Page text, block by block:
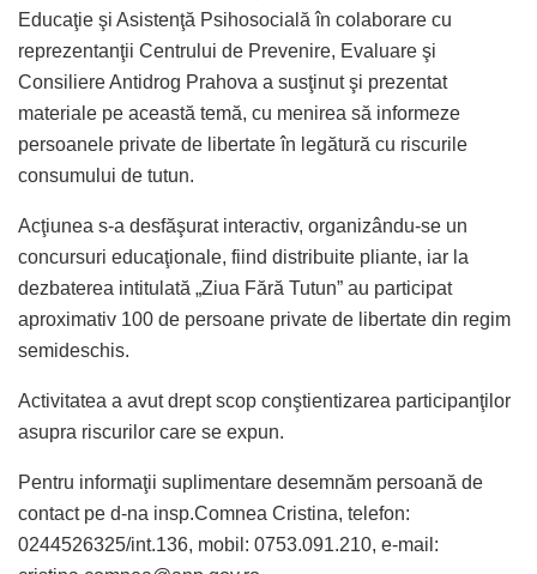
Educaţie şi Asistenţă Psihosocială în colaborare cu
reprezentanţii Centrului de Prevenire, Evaluare şi
Consiliere Antidrog Prahova a susţinut şi prezentat
materiale pe această temă, cu menirea să informeze
persoanele private de libertate în legătură cu riscurile
consumului de tutun.
Acţiunea s-a desfăşurat interactiv, organizându-se un
concursuri educaţionale, fiind distribuite pliante, iar la
dezbaterea intitulată „Ziua Fără Tutun” au participat
aproximativ 100 de persoane private de libertate din regim
semideschis.
Activitatea a avut drept scop conştientizarea participanţilor
asupra riscurilor care se expun.
Pentru informaţii suplimentare desemnăm persoană de
contact pe d-na insp.Comnea Cristina, telefon:
0244526325/int.136, mobil: 0753.091.210, e-mail: